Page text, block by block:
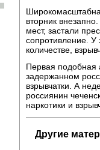
вторник
мест, застали
сопротивление.
количестве,
Первая подобная
задержанном
взрывчатки. А
россиянин
наркотики и
Другие